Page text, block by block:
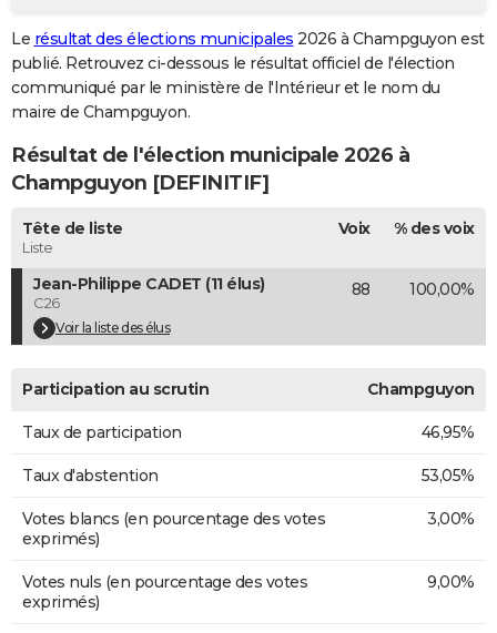
GUIDES D'ACHAT
BONS PLANS
CARTE DE VOEUX
Dictionnaire
Biographies
Citations
Expressions
Proverbes
PROGRAMME TV
COPAINS D'AVANT
S'inscrire
Se connecter
Lycées
Collèges
Primaires
Universités
Entreprises
Service militaire
Avis de recherche
AVIS DE DÉCÈS
FORUM
Bricolage
Lifestyle
Culture
Sport
Auto
Television
Voyage
Cinema
Le résultat des élections municipales 2026 à Champguyon est
publié. Retrouvez ci-dessous le résultat officiel de l'élection
communiqué par le ministère de l'Intérieur et le nom du
maire de Champguyon.
Résultat de l'élection municipale 2026 à
Champguyon [DEFINITIF]
Tête de liste
Liste
Voix % des voix
Jean-Philippe CADET (11 élus)
C26
Voir la liste des élus
88 100,00%
Participation au scrutin Champguyon
Taux de participation 46,95%
Taux d'abstention 53,05%
Votes blancs (en pourcentage des votes
exprimés)
3,00%
Votes nuls (en pourcentage des votes
exprimés)
9,00%